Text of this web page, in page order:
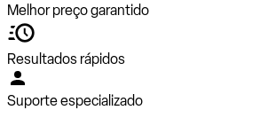
Melhor preço garantido
Resultados rápidos
Suporte especializado